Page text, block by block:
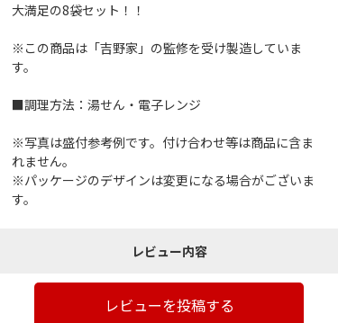
大満足の8袋セット！！
※この商品は「吉野家」の監修を受け製造していま
す。
■調理方法：湯せん・電子レンジ
※写真は盛付参考例です。付け合わせ等は商品に含ま
れません。
※パッケージのデザインは変更になる場合がございま
す。
レビュー内容
レビューを投稿する